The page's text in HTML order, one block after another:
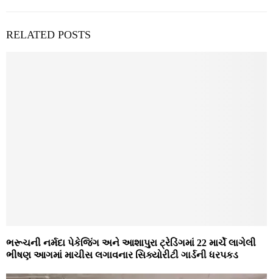
RELATED POSTS
ભરૂચની નર્મદા પેકેજિંગ અને આશાપુરા ટ્રેડિંગમાં 22 માર્ચે લાગેલી
ભીષણ આગમાં માચીસ લગાવનાર સિક્યોરીટી ગાર્ડની ધરપકડ